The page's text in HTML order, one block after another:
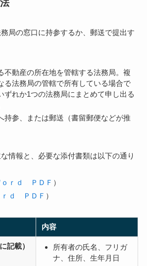
局の窓口に持参するか、郵送で提出す
不動産の所在地を管轄する法務局。複
る法務局の管轄で所有している場合で
ずれか1つの法務局にまとめて申し出る
持参、または郵送（書留郵便などが推
情報と、必要な添付書類は以下の通り
ｒｄ ＰＤＦ ）
ｄ ＰＤＦ ）
内容
記載）
所有者の氏名、フリガ
ナ、住所、生年月日